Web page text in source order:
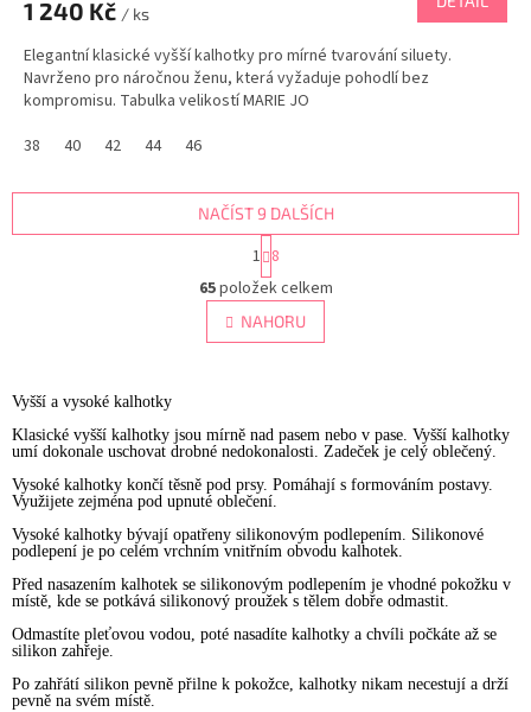
1 240 Kč / ks
Elegantní klasické vyšší kalhotky pro mírné tvarování siluety.
Navrženo pro náročnou ženu, která vyžaduje pohodlí bez
kompromisu. Tabulka velikostí MARIE JO
38
40 42 44 46
O
v
l
á
í
p
r
v
y
ý
p
i
u
NAČÍST 9 DALŠÍCH
S
t
r
á
n
k
n
í
1 8
65položek celkem
NAHORU
Vyšší a vysoké kalhotky
Klasické vyšší kalhotky jsou mírně nad pasem nebo v pase. Vyšší kalhotky
umí dokonale uschovat drobné nedokonalosti. Zadeček je celý oblečený.
Vysoké kalhotky končí těsně pod prsy. Pomáhají s formováním postavy.
Využijete zejména pod upnuté oblečení.
Vysoké kalhotky bývají opatřeny silikonovým podlepením. Silikonové
podlepení je po celém vrchním vnitřním obvodu kalhotek.
Před nasazením kalhotek se silikonovým podlepením je vhodné pokožku v
místě, kde se potkává silikonový proužek s tělem dobře odmastit.
Odmastíte pleťovou vodou, poté nasadíte kalhotky a chvíli počkáte až se
silikon zahřeje.
Po zahřátí silikon pevně přilne k pokožce, kalhotky nikam necestují a drží
pevně na svém místě.